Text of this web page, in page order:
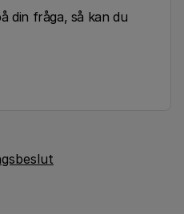
din fråga, så kan du